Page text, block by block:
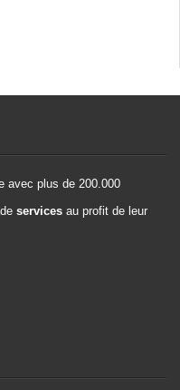
avec plus de 200.000
services au profit de leur